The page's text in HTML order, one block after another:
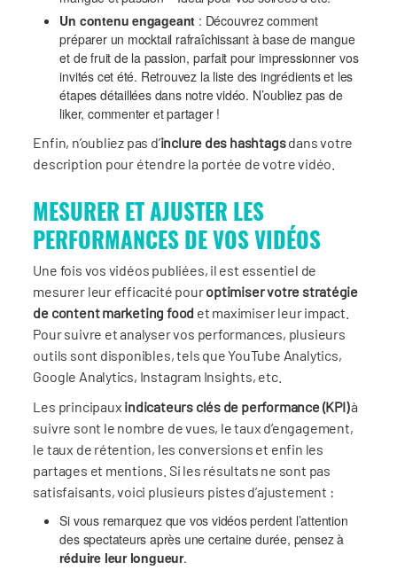
Un contenu engageant : Découvrez comment
préparer un mocktail rafraîchissant à base de mangue
et de fruit de la passion, parfait pour impressionner vos
invités cet été. Retrouvez la liste des ingrédients et les
étapes détaillées dans notre vidéo. N’oubliez pas de
liker, commenter et partager !
Enfin, n’oubliez pas d’inclure des hashtagsdans votre
description pour étendre la portée de votre vidéo.
MESURER ET AJUSTER LES
PERFORMANCES DE VOS VIDÉOS
Une fois vos vidéos publiées, il est essentiel de
mesurer leur efficacité pouroptimiser votre stratégie
de content marketing food et maximiser leur impact.
Pour suivre et analyser vos performances, plusieurs
outils sont disponibles, tels que YouTube Analytics,
Google Analytics, Instagram Insights, etc.
Les principaux indicateurs clés de performance (KPI)à
suivre sont le nombre de vues, le taux d’engagement,
le taux de rétention, les conversions et enfin les
partages et mentions. Si les résultats ne sont pas
satisfaisants, voici plusieurs pistes d’ajustement :
Si vous remarquez que vos vidéos perdent l’attention
des spectateurs après une certaine durée, pensez à
réduire leur longueur.